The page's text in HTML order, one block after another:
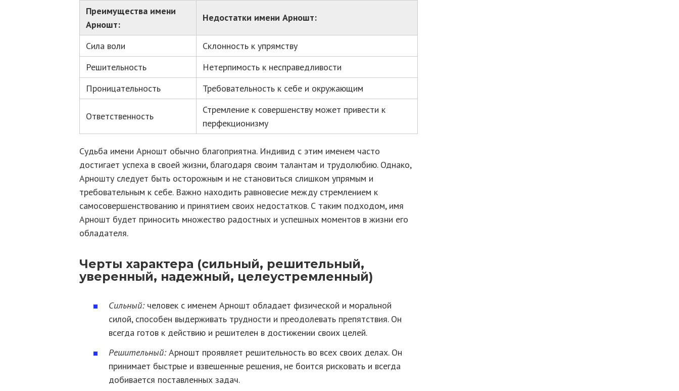
Преимущества имени
Арношт:
Недостатки имени Арношт:
Сила воли
Склонность к упрямству
Решительность
Нетерпимость к несправедливости
Проницательность
Требовательность к себе и окружающим
Ответственность
Стремление к совершенству может привести к
перфекционизму
Судьба имени Арношт обычно благоприятна. Индивид с этим именем часто
достигает успеха в своей жизни, благодаря своим талантам и трудолюбию. Однако,
Арношту следует быть осторожным и не становиться слишком упрямым и
требовательным к себе. Важно находить равновесие между стремлением к
самосовершенствованию и принятием своих недостатков. С таким подходом, имя
Арношт будет приносить множество радостных и успешных моментов в жизни его
обладателя.
Черты характера (сильный, решительный,
уверенный, надежный, целеустремленный)
Сильный: человек с именем Арношт обладает физической и моральной
силой, способен выдерживать трудности и преодолевать препятствия. Он
всегда готов к действию и решителен в достижении своих целей.
Решительный: Арношт проявляет решительность во всех своих делах. Он
принимает быстрые и взвешенные решения, не боится рисковать и всегда
добивается поставленных задач.